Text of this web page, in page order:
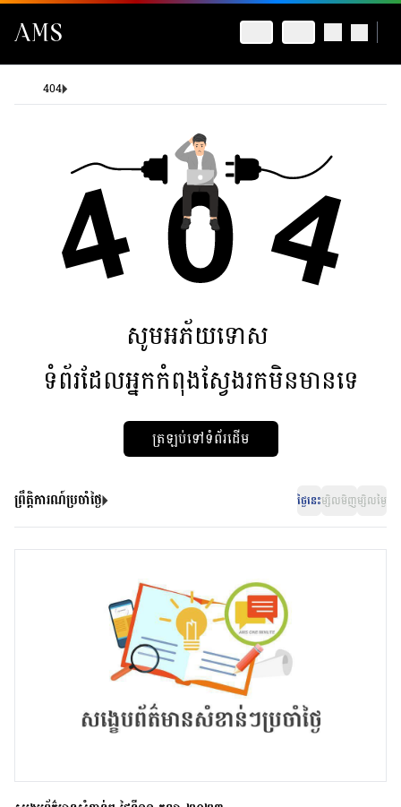
404
សូមអភ័យទោស
ទំព័រដែលអ្នកកំពុងស្វែងរកមិនមានទេ
ត្រឡប់ទៅទំព័រដើម
ព្រឹត្តិការណ៍ប្រចាំថ្ងៃ ថ្ងៃនេះម្សិលមិញម្សិលម្ងៃ